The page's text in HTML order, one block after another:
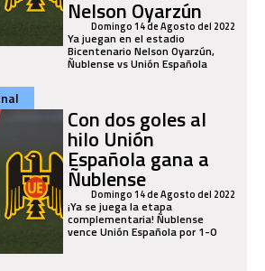
Nelson Oyarzún
Domingo 14 de Agosto del 2022
Ya juegan en el estadio
Bicentenario Nelson Oyarzún,
Ñublense vs Unión Española
Con dos goles al
hilo Unión
Española gana a
Ñublense
Domingo 14 de Agosto del 2022
¡Ya se juega la etapa
complementaria! Ñublense
vence Unión Española por 1-0